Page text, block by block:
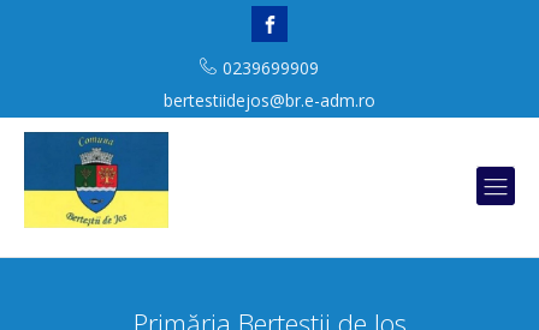
0239699909
bertestiidejos@br.e-adm.ro
Primăria Berteștii de Jos